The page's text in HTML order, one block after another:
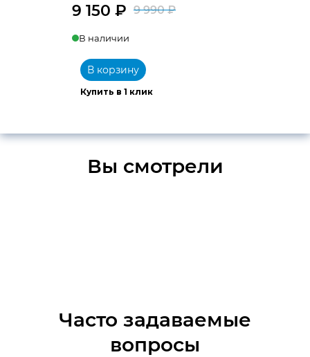
9 990₽
9 150 ₽
В наличии
Купить в 1 клик
В корзину
Вы смотрели
Часто задаваемые
вопросы